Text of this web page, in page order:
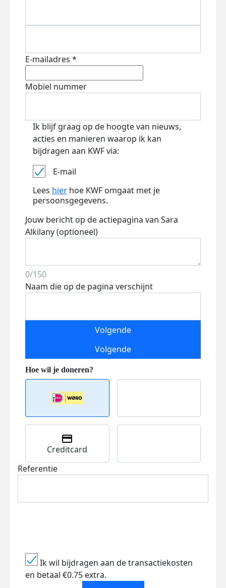
E-mailadres *
Mobiel nummer
Ik blijf graag op de hoogte van nieuws,
acties en manieren waarop ik kan
bijdragen aan KWF via:
E-mail
Lees hier hoe KWF omgaat met je
persoonsgegevens.
Jouw bericht op de actiepagina van Sara
Alkilany (optioneel)
0/150
Naam die op de pagina verschijnt
Volgende
Volgende
Creditcard
Referentie
Ik wil bijdragen aan de transactiekosten
en betaal €0.75 extra.